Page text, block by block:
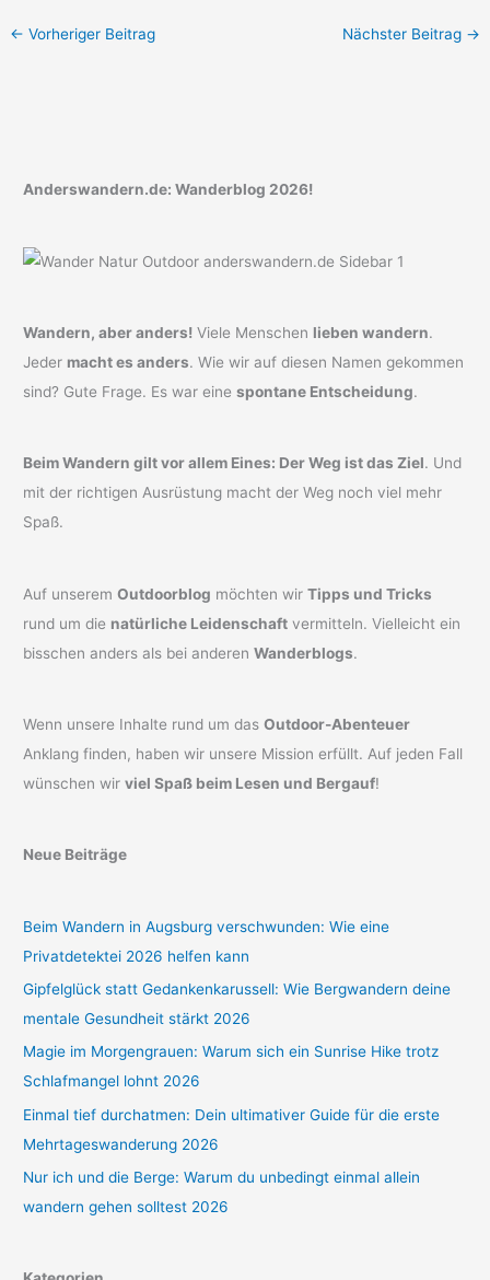
← Vorheriger Beitrag Nächster Beitrag →
Anderswandern.de: Wanderblog 2026!
Wandern, aber anders! Viele Menschen lieben wandern.
Jeder macht es anders. Wie wir auf diesen Namen gekommen
sind? Gute Frage. Es war einespontane Entscheidung.
Beim Wandern gilt vor allem Eines: Der Weg ist das Ziel. Und
mit der richtigen Ausrüstung macht der Weg noch viel mehr
Spaß.
Auf unseremOutdoorblog möchten wirTipps und Tricks
rund um die natürliche Leidenschaft vermitteln. Vielleicht ein
bisschen anders als bei anderenWanderblogs.
Wenn unsere Inhalte rund um dasOutdoor-Abenteuer
Anklang finden, haben wir unsere Mission erfüllt. Auf jeden Fall
wünschen wirviel Spaß beim Lesen und Bergauf!
Neue Beiträge
Beim Wandern in Augsburg verschwunden: Wie eine
Privatdetektei 2026 helfen kann
Gipfelglück statt Gedankenkarussell: Wie Bergwandern deine
mentale Gesundheit stärkt 2026
Magie im Morgengrauen: Warum sich ein Sunrise Hike trotz
Schlafmangel lohnt 2026
Einmal tief durchatmen: Dein ultimativer Guide für die erste
Mehrtageswanderung 2026
Nur ich und die Berge: Warum du unbedingt einmal allein
wandern gehen solltest 2026